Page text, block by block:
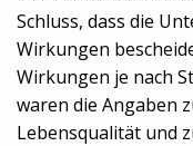
Schluss, dass die
Wirkungen
Wirkungen je nach
waren die Angaben
Lebensqualität und